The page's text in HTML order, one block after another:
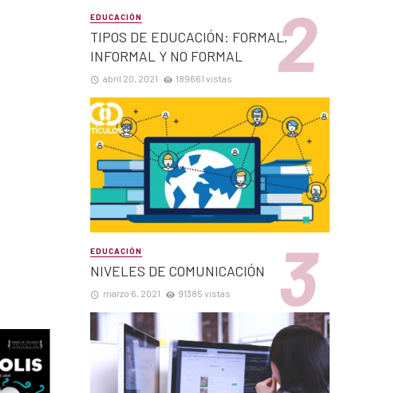
EDUCACIÓN
TIPOS DE EDUCACIÓN: FORMAL,
INFORMAL Y NO FORMAL
abril 20, 2021 189661 vistas
EDUCACIÓN
NIVELES DE COMUNICACIÓN
marzo 6, 2021 91385 vistas